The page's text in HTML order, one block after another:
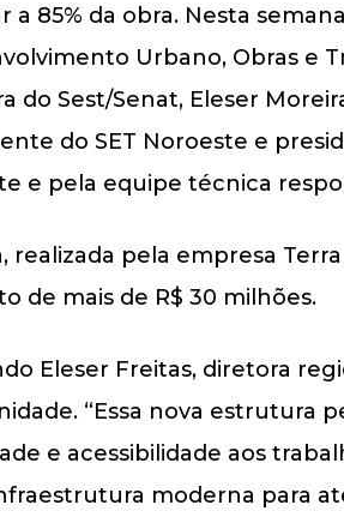
a 85% da obra. Nesta
Urbano, Obras e
do Sest/Senat, Eleser
do SET Noroeste e
e pela equipe técnica
realizada pela empresa
de mais de R$ 30 milhões.
Eleser Freitas, diretora
“Essa nova estrutura
e acessibilidade aos
moderna para